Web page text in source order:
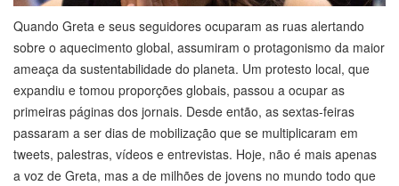
Quando Greta e seus seguidores ocuparam as ruas alertando
sobre o aquecimento global, assumiram o protagonismo da maior
ameaça da sustentabilidade do planeta. Um protesto local, que
expandiu e tomou proporções globais, passou a ocupar as
primeiras páginas dos jornais. Desde então, as sextas-feiras
passaram a ser dias de mobilização que se multiplicaram em
tweets, palestras, vídeos e entrevistas. Hoje, não é mais apenas
a voz de Greta, mas a de milhões de jovens no mundo todo que